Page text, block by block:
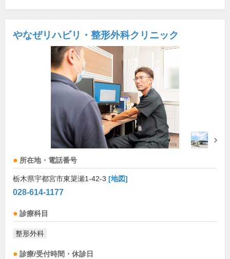
やなぜリハビリ・整形外科クリニック
所在地・電話番号
栃木県宇都宮市東簗瀬1-42-3 [地図]
028-614-1177
診療科目
整形外科
診療/受付時間・休診日